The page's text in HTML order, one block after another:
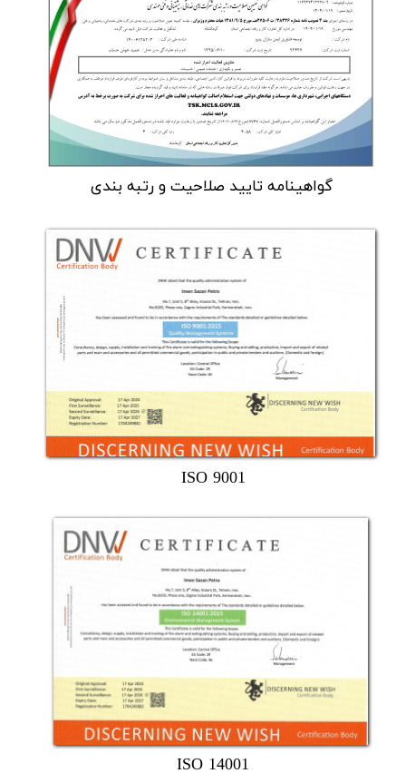
گواهینامه تایید صلاحیت و رتبه بندی
ISO 9001
ISO 14001